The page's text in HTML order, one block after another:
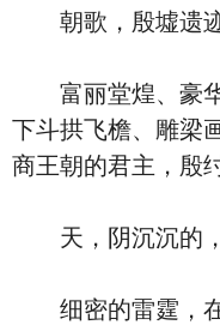
朝歌，殷墟遗迹
富丽堂煌、豪华
下斗拱飞檐、雕梁
商王朝的君主，殷
天，阴沉沉的，
细密的雷霆，在